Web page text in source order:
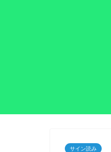
サイン読み